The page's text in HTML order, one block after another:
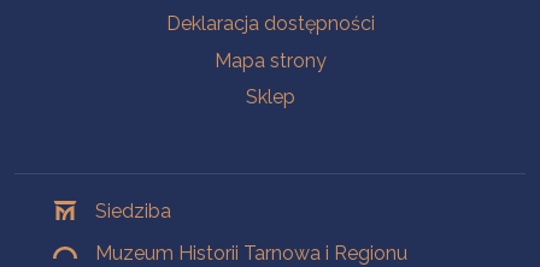
Deklaracja dostępności
Mapa strony
Sklep
Siedziba
Muzeum Historii Tarnowa i Regionu